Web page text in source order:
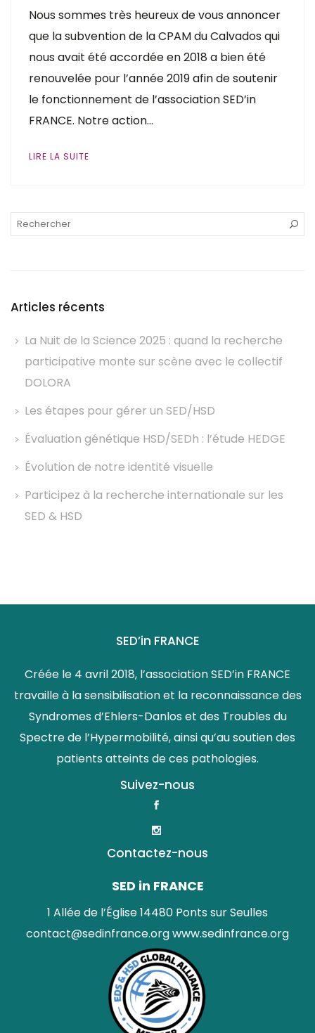
Nous sommes très heureux de vous annoncer
que la subvention de la CPAM du Calvados qui
nous avait été accordée en 2018 a bien été
renouvelée pour l’année 2019 afin de soutenir
le fonctionnement de l’association SED’in
FRANCE. Notre action…
LIRE LA SUITE
Articles récents
La Nuit de la Science 2025 : quand la recherche
participative monte sur scène avec le collectif
DOLORA
Les étapes pour gérer un SED/HSD
Évaluation génétique HSD/SEDh : l’étude HEDGE
Évolution de notre identité visuelle
Participez à la recherche internationale sur les
SED & HSD
SED’in FRANCE
Créée le 4 avril 2018, l’association SED’in FRANCE
travaille à la sensibilisation et la reconnaissance des
Syndromes d’Ehlers-Danlos et des Troubles du
Spectre de l’Hypermobilité, ainsi qu’au soutien des
patients atteints de ces pathologies.
Suivez-nous
Contactez-nous
SED in FRANCE
1 Allée de l’Église 14480 Ponts sur Seulles
contact@sedinfrance.orgwww.sedinfrance.org